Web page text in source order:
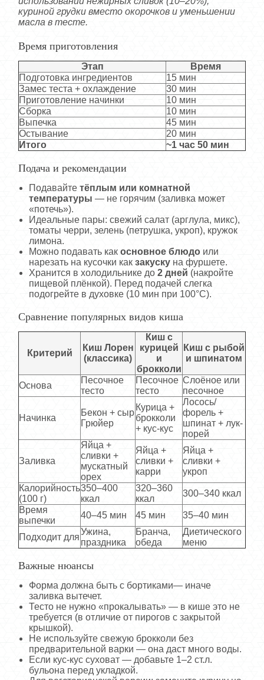
куриной грудки вместо окорочков и уменьшении
масла в тесте.
Время приготовления
Этап
Время
Подготовка ингредиентов
15 мин
Замес теста + охлаждение
30 мин
Приготовление начинки
10 мин
Сборка
10 мин
Выпечка
45 мин
Остывание
20 мин
Итого
~1 час 50 мин
Подача и рекомендации
Подавайте тёплым или комнатной
температуры — не горячим (заливка может
«потечь»).
Идеальные пары: свежий салат (арглула, микс),
томаты черри, зелень (петрушка, укроп), кружок
лимона.
Можно подавать как основное блюдо или
нарезать на кусочки как закуску на фуршете.
Хранится в холодильнике до 2 дней (накройте
пищевой плёнкой). Перед подачей слегка
подогрейте в духовке (10 мин при 100°C).
Сравнение популярных видов киша
Критерий
Киш Лорен
(классика)
Киш с
курицей
и
брокколи
Киш с рыбой
и шпинатом
Основа
Песочное
тесто
Песочное
тесто
Слоёное или
песочное
Начинка
Бекон + сыр
Грюйер
Курица +
брокколи
+ кус-кус
Лосось/
форель +
шпинат + лук-
порей
Заливка
Яйца +
сливки +
мускатный
орех
Яйца +
сливки +
карри
Яйца +
сливки +
укроп
Калорийность
(100 г)
350–400
ккал
320–360
ккал
300–340 ккал
Время
выпечки
40–45 мин 45 мин 35–40 мин
Подходит для
Ужина,
праздника
Бранча,
обеда
Диетического
меню
Важные нюансы
Форма должна быть с бортиками— иначе
заливка вытечет.
Тесто не нужно «прокалывать» — в кише это не
требуется (в отличие от пирогов с закрытой
крышкой).
Не используйте свежую брокколи без
предварительной варки — она даст много воды.
Если кус-кус суховат — добавьте 1–2 ст.л.
бульона перед укладкой.